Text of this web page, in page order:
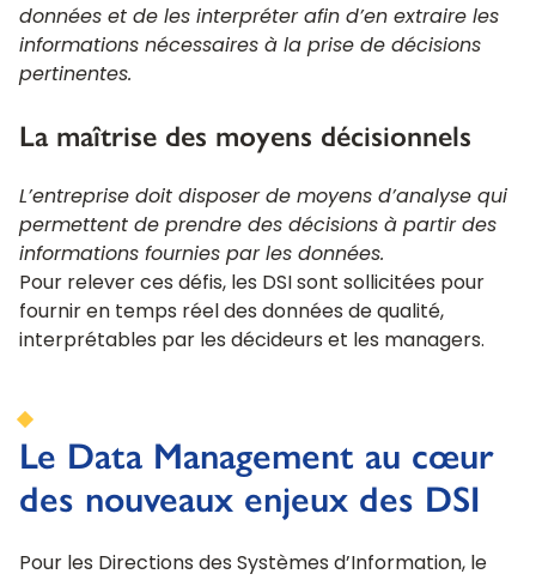
données et de les interpréter afin d’en extraire les
informations nécessaires à la prise de décisions
pertinentes.
La maîtrise des moyens décisionnels
L’entreprise doit disposer de moyens d’analyse qui
permettent de prendre des décisions à partir des
informations fournies par les données.
Pour relever ces défis, les DSI sont sollicitées pour
fournir en temps réel des données de qualité,
interprétables par les décideurs et les managers.
Le Data Management au cœur
des nouveaux enjeux des DSI
Pour les Directions des Systèmes d’Information, le